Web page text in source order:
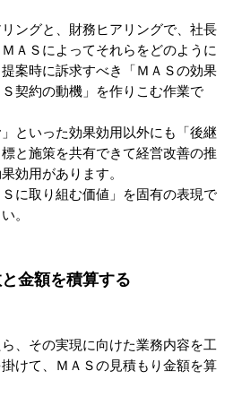
ングと、財務ヒアリングで、社長
ＡＳによってそれらをどのように
案時に訴求すべき「ＭＡＳの効果
契約の動機」を作りこむ作業で
」といった効果効用以外にも「後継
と施策を共有できて経営改善の推
効用があります。
に取り組む価値」を固有の表現で
。
金額を積算する
、その実現に向けた業務内容を工
けて、ＭＡＳの見積もり金額を算